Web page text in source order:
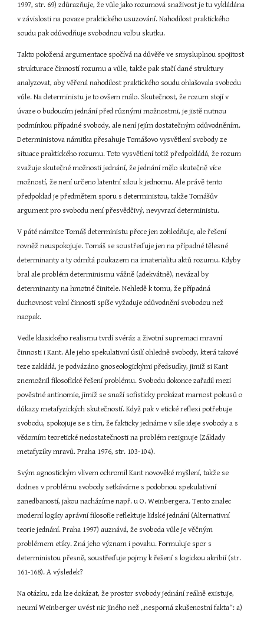
1997, str. 69) zdůrazňuje, že vůle jako rozumová snaživost je tu vykládána
v závislosti na povaze praktického usuzování. Nahodilost praktického
soudu pak odůvodňuje svobodnou volbu skutku.
Takto položená argumentace spočívá na důvěře ve smysluplnou spojitost
strukturace činností rozumu a vůle, takže pak stačí dané struktury
analyzovat, aby věřená nahodilost praktického soudu ohlašovala svobodu
vůle. Na deterministu je to ovšem málo. Skutečnost, že rozum stojí v
úvaze o budoucím jednání před různými možnostmi, je jistě nutnou
podmínkou případné svobody, ale není jejím dostatečným odůvodněním.
Deterministova námitka přesahuje Tomášovo vysvětlení svobody ze
situace praktického rozumu. Toto vysvětlení totiž předpokládá, že rozum
zvažuje skutečné možnosti jednání, že jednání mělo skutečně více
možností, že není určeno latentní silou k jednomu. Ale právě tento
předpoklad je předmětem sporu s deterministou, takže Tomášův
argument pro svobodu není přesvědčivý, nevyvrací deterministu.
V páté námitce Tomáš deterministu přece jen zohledňuje, ale řešení
rovněž neuspokojuje. Tomáš se soustřeďuje jen na případné tělesné
determinanty a ty odmítá poukazem na imaterialitu aktů rozumu. Kdyby
bral ale problém determinismu vážně (adekvátně), nevázal by
determinanty na hmotné činitele. Nehledě k tomu, že případná
duchovnost volní činnosti spíše vyžaduje odůvodnění svobodou než
naopak.
Vedle klasického realismu tvrdí svéráz a životní supremaci mravní
činnosti i Kant. Ale jeho spekulativní úsilí ohledně svobody, která takové
teze zakládá, je podvázáno gnoseologickými předsudky, jimiž si Kant
znemožnil filosofické řešení problému. Svobodu dokonce zařadil mezi
pověstné antinomie, jimiž se snaží sofisticky prokázat marnost pokusů o
důkazy metafyzických skutečností. Když pak v etické reflexi potřebuje
svobodu, spokojuje se s tím, že fakticky jednáme v síle ideje svobody a s
vědomím teoretické nedostatečnosti na problém rezignuje (Základy
metafyziky mravů. Praha 1976, str. 103-104).
Svým agnostickým vlivem ochromil Kant novověké myšlení, takže se
dodnes v problému svobody setkáváme s podobnou spekulativní
zanedbaností, jakou nacházíme např. u O. Weinbergera. Tento znalec
moderní logiky aprávní filosofie reflektuje lidské jednání (Alternativní
teorie jednání. Praha 1997) auznává, že svoboda vůle je věčným
problémem etiky. Zná jeho význam i povahu. Formuluje spor s
deterministou přesně, soustřeďuje pojmy k řešení s logickou akribií (str.
161-168). A výsledek?
Na otázku, zda lze dokázat, že prostor svobody jednání reálně existuje,
neumí Weinberger uvést nic jiného než „nesporná zkušenostní fakta“: a)